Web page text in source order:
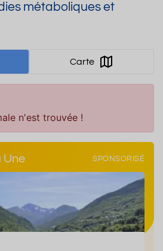
métaboliques et
Carte
n'est trouvée !
Une SPONSORISÉ